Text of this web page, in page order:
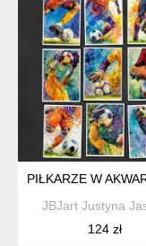
PIŁKARZE W
JBJart Justyna
124 zł